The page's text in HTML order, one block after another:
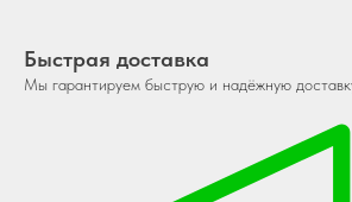
Быстрая доставка
Мы гарантируем быструю и надёжную